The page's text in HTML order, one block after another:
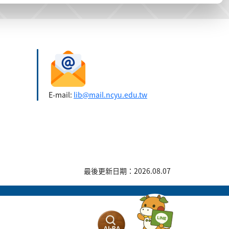
E-mail: lib@mail.ncyu.edu.tw
最後更新日期：2026.08.07